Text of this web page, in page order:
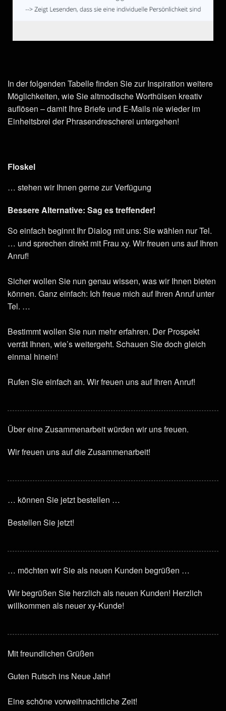
In der folgenden Tabelle finden Sie zur Inspiration weitere
Möglichkeiten, wie Sie altmodische Worthülsen kreativ
auflösen – damit Ihre Briefe und E-Mails nie wieder im
Einheitsbrei der Phrasendrescherei untergehen!
Floskel
… stehen wir Ihnen gerne zur Verfügung
Bessere Alternative: Sag es treffender!
So einfach beginnt Ihr Dialog mit uns: Sie wählen nur Tel.
… und sprechen direkt mit Frau xy. Wir freuen uns auf Ihren
Anruf!
Sicher wollen Sie nun genau wissen, was wir Ihnen bieten
können. Ganz einfach: Ich freue mich auf Ihren Anruf unter
Tel. …
Bestimmt wollen Sie nun mehr erfahren. Der Prospekt
verrät Ihnen, wie’s weitergeht. Schauen Sie doch gleich
einmal hinein!
Rufen Sie einfach an. Wir freuen uns auf Ihren Anruf!
Über eine Zusammenarbeit würden wir uns freuen.
Wir freuen uns auf die Zusammenarbeit!
… können Sie jetzt bestellen …
Bestellen Sie jetzt!
… möchten wir Sie als neuen Kunden begrüßen …
Wir begrüßen Sie herzlich als neuen Kunden! Herzlich
willkommen als neuer xy-Kunde!
Mit freundlichen Grüßen
Guten Rutsch ins Neue Jahr!
Eine schöne vorweihnachtliche Zeit!